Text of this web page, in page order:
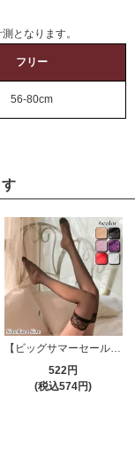
となります。
フリー
56-80cm
【ビッグサマーセール対象品】ストッキング(STOCKING) 636
522円
(税込574円)